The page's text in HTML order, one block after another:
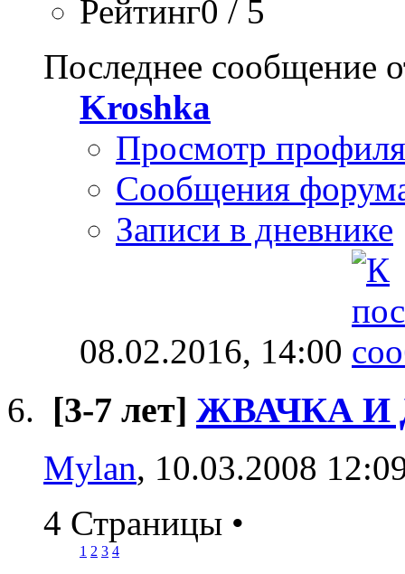
Рейтинг0 / 5
Последнее сообщение
Kroshka
Просмотр профиля
Сообщения
Записи в дневнике
08.02.2016, 14:00
[3-7 лет] ЖВАЧКА И
Mylan, 10.03.2008
4 Страницы •
1 2 3 4